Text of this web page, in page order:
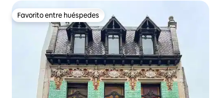
Favorito entre huéspedes
Favorito entre huéspedes